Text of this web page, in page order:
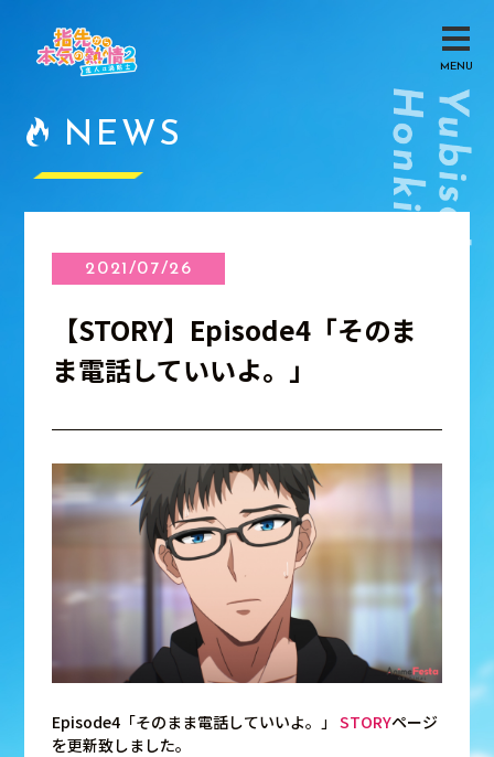
MENU
NEWS
2021/07/26
【STORY】Episode4「そのま
ま電話していいよ。」
Episode4「そのまま電話していいよ。」STORYページ
を更新致しました。